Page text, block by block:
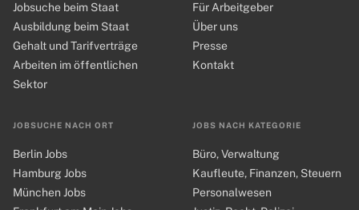
Jobsuche beim Staat
Ausbildung beim Staat
Gehalt und Tarifverträge
Arbeiten im öffentlichen
Sektor
JOBSUCHE NACH ORT
Berlin Jobs
Hamburg Jobs
München Jobs
JOBS NACH KATEGORIE
Büro, Verwaltung
Kaufleute, Finanzen, Steuern
Personalwesen
Für Arbeitgeber
Über uns
Presse
Kontakt